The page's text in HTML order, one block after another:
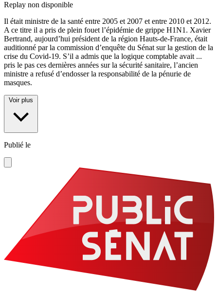
Replay non disponible
Il était ministre de la santé entre 2005 et 2007 et entre 2010 et 2012.
A ce titre il a pris de plein fouet l’épidémie de grippe H1N1. Xavier
Bertrand, aujourd’hui président de la région Hauts-de-France, était
auditionné par la commission d’enquête du Sénat sur la gestion de la
crise du Covid-19. S’il a admis que la logique comptable avait ...
pris le pas ces dernières années sur la sécurité sanitaire, l’ancien
ministre a refusé d’endosser la responsabilité de la pénurie de
masques.
Voir plus
Publié le